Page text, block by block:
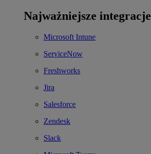
Najważniejsze integracje
Microsoft Intune
ServiceNow
Freshworks
Jira
Salesforce
Zendesk
Slack